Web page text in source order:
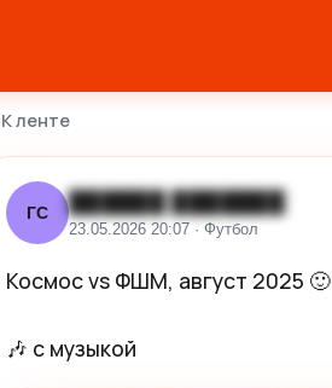
К ленте
ГС ██████ ███████
23.05.2026 20:07 · Футбол
Космос vs ФШМ, август 2025 🙂
🎶 с музыкой